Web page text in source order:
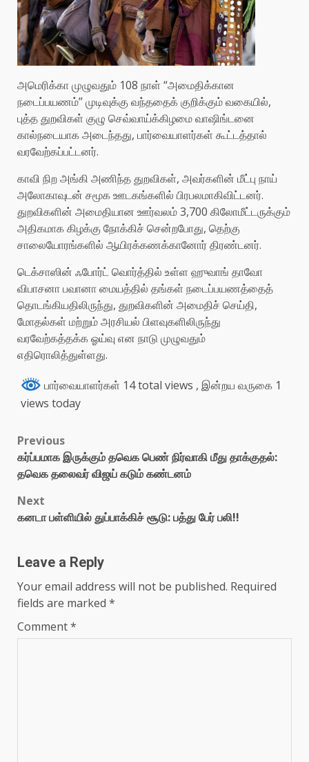
அமெரிக்கா முழுவதும் 108 நாள் “அமைதிக்கான
நடைப்பயணம்” முடிவுக்கு வந்ததைக் குறிக்கும் வகையில்,
புத்த துறவிகள் குழு செவ்வாய்க்கிழமை வாஷிங்டனை
கால்நடையாக அடைந்தது, பார்வையாளர்கள் கூட்டத்தால்
வரவேற்கப்பட்டனர்.
காவி நிற அங்கி அணிந்த துறவிகள், அவர்களின் மீட்பு நாய்
அலோகாவுடன் சமூக ஊடகங்களில் பிரபலமாகிவிட்டனர்.
துறவிகளின் அமைதியான ஊர்வலம் 3,700 கிலோமீட்டருக்கும்
அதிகமாக கிழக்கு நோக்கிச் சென்றபோது, ​​தெற்கு
சாலையோரங்களில் ஆயிரக்கணக்கானோர் திரண்டனர்.
டெக்சாஸின் ஃபோர்ட் வொர்த்தில் உள்ள ஹுவாங் தாவோ
விபாசனா பவானா மையத்தில் தங்கள் நடைப்பயணத்தைத்
தொடங்கியதிலிருந்து, துறவிகளின் அமைதிச் செய்தி,
மோதல்கள் மற்றும் அரசியல் பிளவுகளிலிருந்து
வரவேற்கத்தக்க ஓய்வு என நாடு முழுவதும்
எதிரொலித்துள்ளது.
பார்வையாளர்கள் 14 total views , இன்றய வருகை 1
views today
Previous
கர்ப்பமாக இருக்கும் தவெக பெண் நிர்வாகி மீது தாக்குதல்:
தவெக தலைவர் விஜய் கடும் கண்டனம்
Next
கனடா பள்ளியில் துப்பாக்கிச் சூடு: பத்து பேர் பலி!!
Leave a Reply
Your email address will not be published. Required
fields are marked *
Comment*